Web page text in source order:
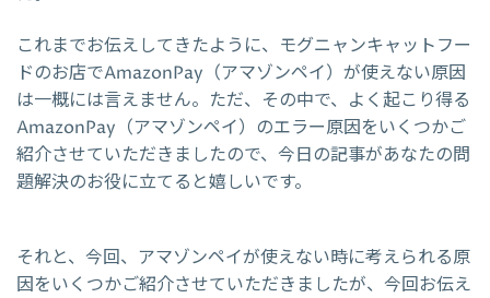
これまでお伝えしてきたように、モグニャンキャットフー
ドのお店でAmazonPay（アマゾンペイ）が使えない原因
は一概には言えません。ただ、その中で、よく起こり得る
AmazonPay（アマゾンペイ）のエラー原因をいくつかご
紹介させていただきましたので、今日の記事があなたの問
題解決のお役に立てると嬉しいです。
それと、今回、アマゾンペイが使えない時に考えられる原
因をいくつかご紹介させていただきましたが、今回お伝え